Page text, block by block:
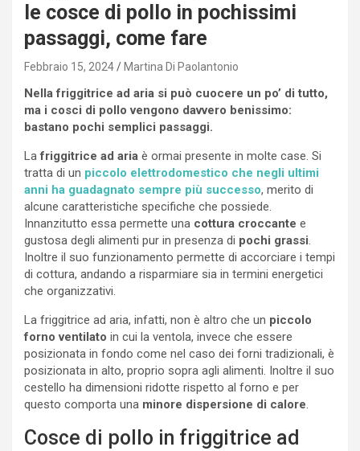
le cosce di pollo in pochissimi
passaggi, come fare
Febbraio 15, 2024 Martina Di Paolantonio
Nella friggitrice ad aria si può cuocere un po’ di tutto,
ma i cosci di pollo vengono davvero benissimo:
bastano pochi semplici passaggi.
Lafriggitrice ad aria è ormai presente in molte case. Si
tratta di un piccolo elettrodomestico che negli ultimi
anni ha guadagnato sempre più successo, merito di
alcune caratteristiche specifiche che possiede.
Innanzitutto essa permette una cottura croccante e
gustosa degli alimenti pur in presenza di pochi grassi.
Inoltre il suo funzionamento permette di accorciare i tempi
di cottura, andando a risparmiare sia in termini energetici
che organizzativi.
La friggitrice ad aria, infatti, non è altro che un piccolo
forno ventilato in cui la ventola, invece che essere
posizionata in fondo come nel caso dei forni tradizionali, è
posizionata in alto, proprio sopra agli alimenti. Inoltre il suo
cestello ha dimensioni ridotte rispetto al forno e per
questo comporta una minore dispersione di calore.
Cosce di pollo in friggitrice ad